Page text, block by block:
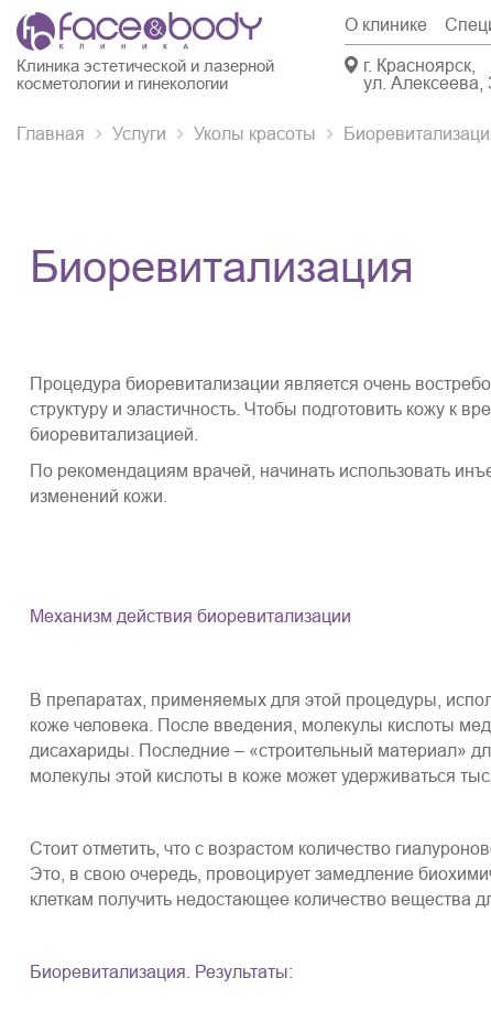
Клиника эстетической и лазерной
косметологии и гинекологии
О клинике
г. Красноярск,
ул. Алексеева,
Главная Услуги Уколы красоты
Биоревитализация
Процедура биоревитализации является очень
структуру и эластичность. Чтобы подготовить кожу
биоревитализацией.
По рекомендациям врачей, начинать использовать
изменений кожи.
Механизм действия биоревитализации
В препаратах, применяемых для этой процедуры,
коже человека. После введения, молекулы кислоты
дисахариды. Последние – «строительный материал»
молекулы этой кислоты в коже может удерживаться
Стоит отметить, что с возрастом количество
Это, в свою очередь, провоцирует замедление
клеткам получить недостающее количество вещества
Биоревитализация. Результаты: